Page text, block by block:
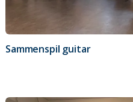
Sammenspil guitar